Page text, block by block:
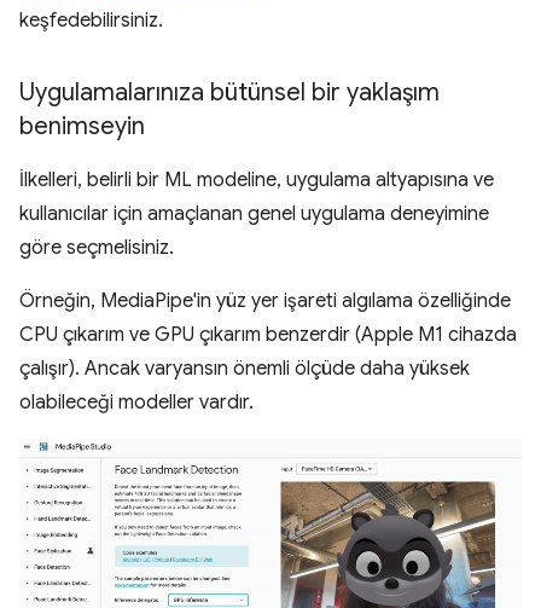
keşfedebilirsiniz.
Uygulamalarınıza bütünsel bir yaklaşım
benimseyin
İlkelleri, belirli bir ML modeline, uygulama altyapısına ve
kullanıcılar için amaçlanan genel uygulama deneyimine
göre seçmelisiniz.
Örneğin, MediaPipe'in yüz yer işareti algılama özelliğinde
CPU çıkarım ve GPU çıkarım benzerdir (Apple M1 cihazda
çalışır). Ancak varyansın önemli ölçüde daha yüksek
olabileceği modeller vardır.